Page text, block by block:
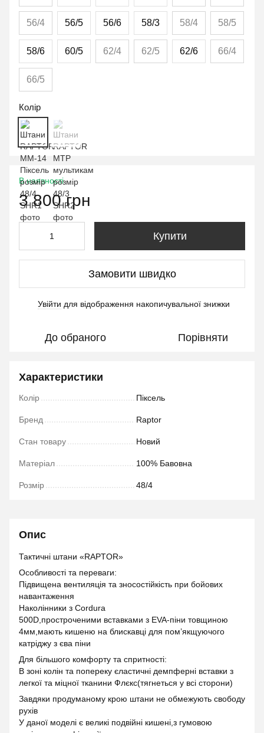
56/4 56/5 56/6 58/3 58/4 58/5
58/6 60/5 62/4 62/5 62/6 66/4
66/5
Колір
В наявності
3 800 грн
Купити
Замовити швидко
Увійти для відображення накопичувальної знижки
До обраного Порівняти
Характеристики
Колір Піксель
Бренд Raptor
Стан товару Новий
Матеріал 100% Бавовна
Розмір 48/4
Опис
Тактичні штани «RAPTOR»
Особливості та переваги:
Підвищена вентиляція та зносостійкість при бойових
навантаження
Наколінники з Cordura
500D,простроченими вставками з EVA-піни товщиною
4мм,мають кишеню на блискавці для пом’якщуючого
катріджу з єва піни
Для більшого комфорту та спритності:
В зоні колін та попереку єластичні демпферні вставки з
легкої та міцної тканини Флєкс(тягнеться у всі сторони)
Завдяки продуманому крою штани не обмежують свободу
рухів
У даної моделі є великі подвійні кишені,з гумовою